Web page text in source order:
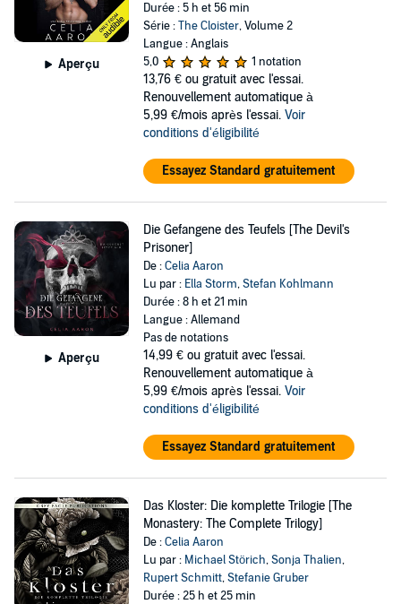
Aperçu
Durée : 5 h et 56 min
Série :The Cloister, Volume 2
Langue : Anglais
5,0
1 notation
13,76 € ou gratuit avec l'essai.
Renouvellement automatique à
5,99 €/mois après l'essai. Voir
conditions d'éligibilité
Essayez Standard gratuitement
Aperçu
Die Gefangene des Teufels [The Devil's
Prisoner]
De :Celia Aaron
Lu par : Ella Storm,Stefan Kohlmann
Durée : 8 h et 21 min
Langue : Allemand
Pas de notations
14,99 € ou gratuit avec l'essai.
Renouvellement automatique à
5,99 €/mois après l'essai. Voir
conditions d'éligibilité
Essayez Standard gratuitement
Das Kloster: Die komplette Trilogie [The
Monastery: The Complete Trilogy]
De :Celia Aaron
Lu par : Michael Störich,Sonja Thalien,
Rupert Schmitt,Stefanie Gruber
Durée : 25 h et 25 min